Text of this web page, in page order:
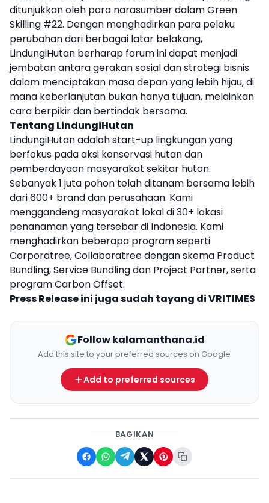
ditunjukkan oleh para narasumber dalam Green
Skilling #22. Dengan menghadirkan para pelaku
perubahan dari berbagai latar belakang,
LindungiHutan berharap forum ini dapat menjadi
jembatan antara gerakan sosial dan strategi bisnis
dalam menciptakan masa depan yang lebih hijau, di
mana keberlanjutan bukan hanya tujuan, melainkan
cara berpikir dan bertindak bersama.
Tentang LindungiHutan
LindungiHutan adalah start-up lingkungan yang
berfokus pada aksi konservasi hutan dan
pemberdayaan masyarakat sekitar hutan.
Sebanyak 1 juta pohon telah ditanam bersama lebih
dari 600+ brand dan perusahaan. Kami
menggandeng masyarakat lokal di 30+ lokasi
penanaman yang tersebar di Indonesia. Kami
menghadirkan beberapa program seperti
Corporatree, Collaboratree dengan skema Product
Bundling, Service Bundling dan Project Partner, serta
program Carbon Offset.
Press Release ini juga sudah tayang diVRITIMES
Follow kalamanthana.id
Add this site to your preferred sources on Google
Add to preferred sources
BAGIKAN